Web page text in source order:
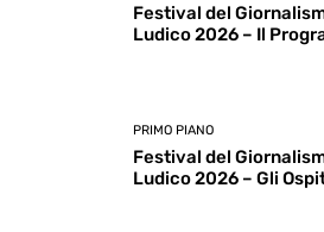
Festival del
Ludico 2026 – Il
PRIMO PIANO
Festival del
Ludico 2026 – Gli